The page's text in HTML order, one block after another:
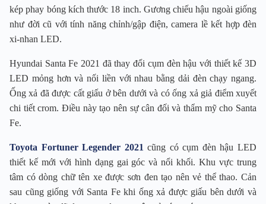
kép phay bóng kích thước 18 inch. Gương chiếu hậu ngoài giống
như đời cũ với tính năng chỉnh/gập điện, camera lề kết hợp đèn
xi-nhan LED.
Hyundai Santa Fe 2021 đã thay đổi cụm đèn hậu với thiết kế 3D
LED mỏng hơn và nối liền với nhau bằng dải đèn chạy ngang.
Ống xả đã được cất giấu ở bên dưới và có ống xả giả điểm xuyết
chi tiết crom. Điều này tạo nên sự cân đối và thẩm mỹ cho Santa
Fe.
Toyota Fortuner Legender 2021 cũng có cụm đèn hậu LED
thiết kế mới với hình dạng gai góc và nổi khối. Khu vực trung
tâm có dòng chữ tên xe được sơn đen tạo nên vẻ thể thao. Cản
sau cũng giống với Santa Fe khi ống xả được giấu bên dưới và